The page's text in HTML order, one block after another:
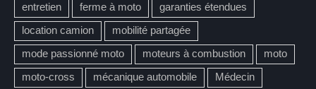
entretien
ferme à moto
garanties étendues
location camion
mobilité partagée
mode passionné moto
moteurs à combustion
moto
moto-cross
mécanique automobile
Médecin